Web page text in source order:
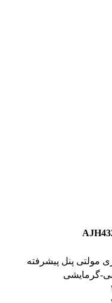
مولتی پنل پیشرفته
گرمایشی